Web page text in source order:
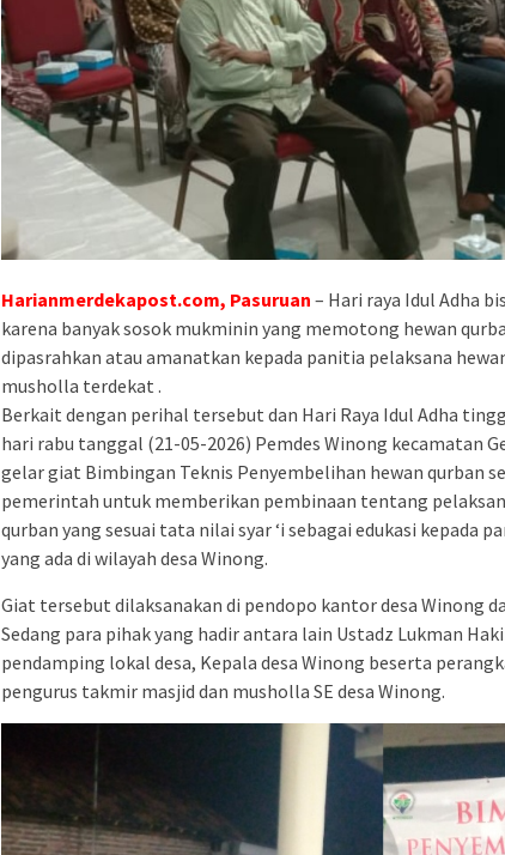
Harianmerdekapost.com, Pasuruan – Hari raya Idul Adha
karena banyak sosok mukminin yang memotong hewan
dipasrahkan atau amanatkan kepada panitia pelaksana
musholla terdekat .
Berkait dengan perihal tersebut dan Hari Raya Idul Adha
hari rabu tanggal (21-05-2026) Pemdes Winong kecamatan
gelar giat Bimbingan Teknis Penyembelihan hewan qurban
pemerintah untuk memberikan pembinaan tentang
qurban yang sesuai tata nilai syar ‘i sebagai edukasi kepada
yang ada di wilayah desa Winong.
Giat tersebut dilaksanakan di pendopo kantor desa Winong
Sedang para pihak yang hadir antara lain Ustadz Lukman
pendamping lokal desa, Kepala desa Winong beserta
pengurus takmir masjid dan musholla SE desa Winong.